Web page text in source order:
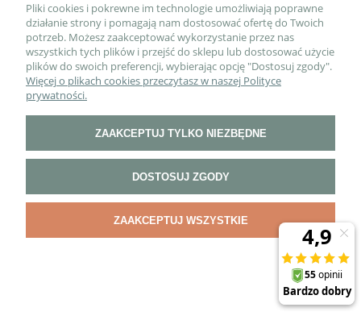
PŁATNOŚCI I DOSTAWA
INFORMACJE
Pliki cookies i pokrewne im technologie umożliwiają poprawne
działanie strony i pomagają nam dostosować ofertę do Twoich
potrzeb. Możesz zaakceptować wykorzystanie przez nas
wszystkich tych plików i przejść do sklepu lub dostosować użycie
plików do swoich preferencji, wybierając opcję "Dostosuj zgody".
Więcej o plikach cookies przeczytasz w naszej Polityce
prywatności.
ZAAKCEPTUJ TYLKO NIEZBĘDNE
DOSTOSUJ ZGODY
ZAAKCEPTUJ WSZYSTKIE